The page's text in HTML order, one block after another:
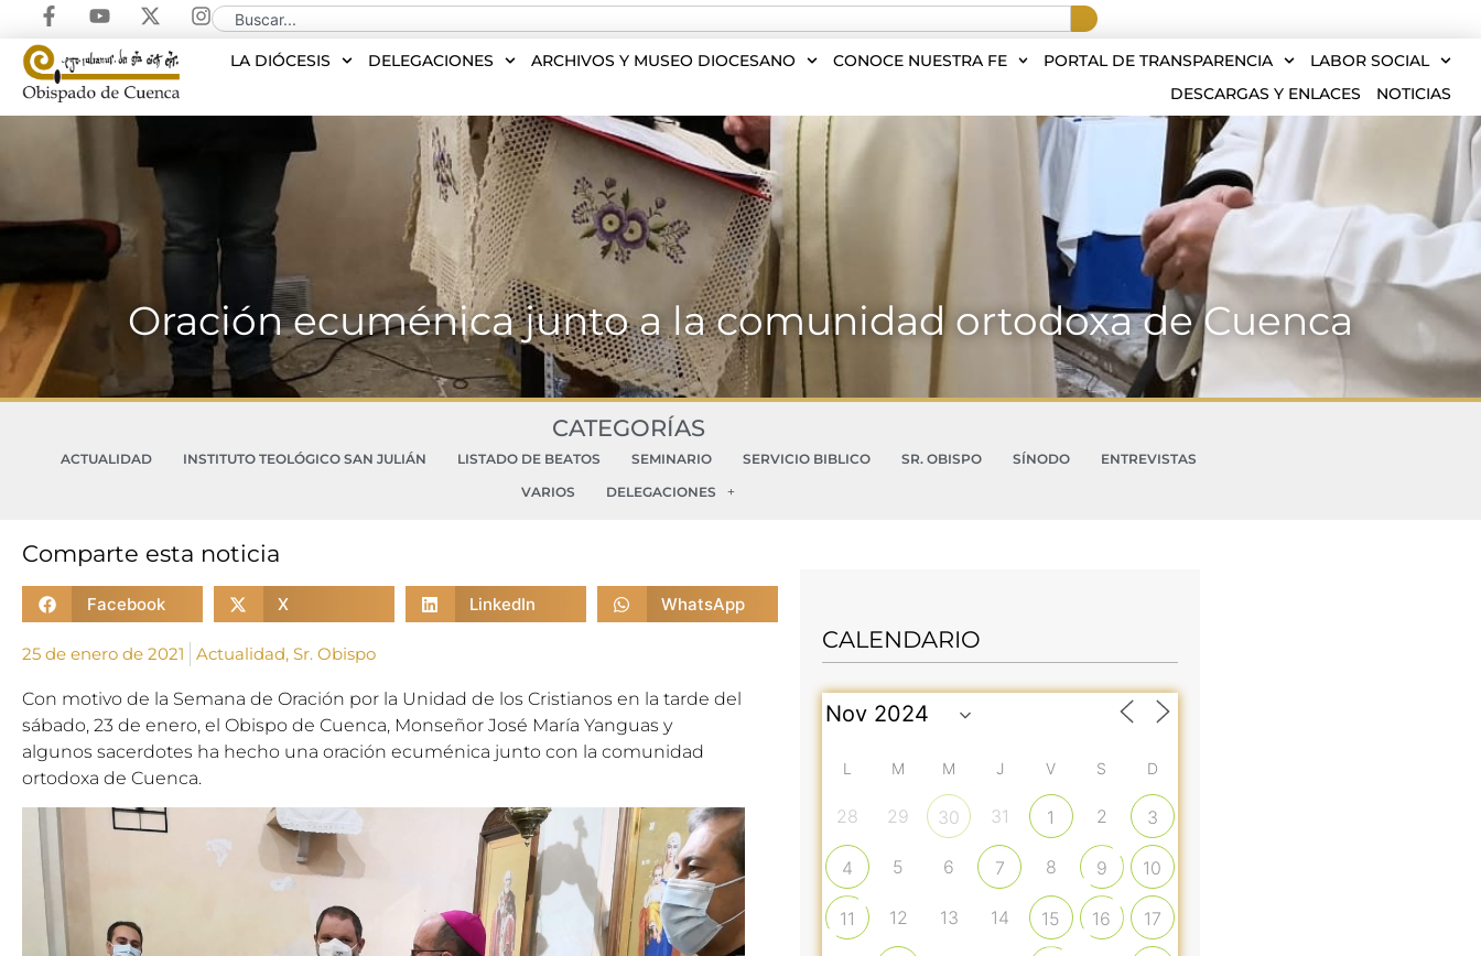
LA DIÓCESIS DELEGACIONES ARCHIVOS Y MUSEO DIOCESANO CONOCE NUESTRA FE PORTAL DE TRANSPARENCIA
LABOR SOCIAL
DESCARGAS Y ENLACES
NOTICIAS
Oración ecuménica junto a la comunidad ortodoxa de Cuenca
CATEGORÍAS
ACTUALIDAD INSTITUTO TEOLÓGICO SAN JULIÁN LISTADO DE BEATOS SEMINARIO SERVICIO BIBLICO SR. OBISPO SÍNODO
ENTREVISTAS
VARIOS
DELEGACIONES
Comparte esta noticia
Facebook X LinkedIn WhatsApp
25 de enero de 2021 Actualidad, Sr. Obispo
Con motivo de la Semana de Oración por la Unidad de los Cristianos en la tarde del
sábado, 23 de enero, el Obispo de Cuenca, Monseñor José María Yanguas y
algunos sacerdotes ha hecho una oración ecuménica junto con la comunidad
ortodoxa de Cuenca.
CALENDARIO
L M M J V S D
28 29 30 31 1 2 3
4 5 6 7 8 9 10
11 12 13 14 15 16 17